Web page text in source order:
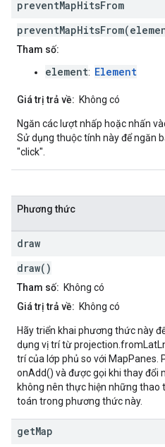
preventMapHitsFrom
Tham số:
element: Element
Giá trị trả về: Không có
Ngăn các lượt nhấp hoặc nhấn
Sử dụng thuộc tính này để ngăn
"click".
Phương thức
draw
draw()
Tham số: Không có
Giá trị trả về: Không có
Hãy triển khai phương thức này
dụng vị trí từ
trí của lớp phủ so với MapPanes.
onAdd() và được gọi khi thay đổi
không nên thực hiện những thao
toán trong phương thức này.
getMap